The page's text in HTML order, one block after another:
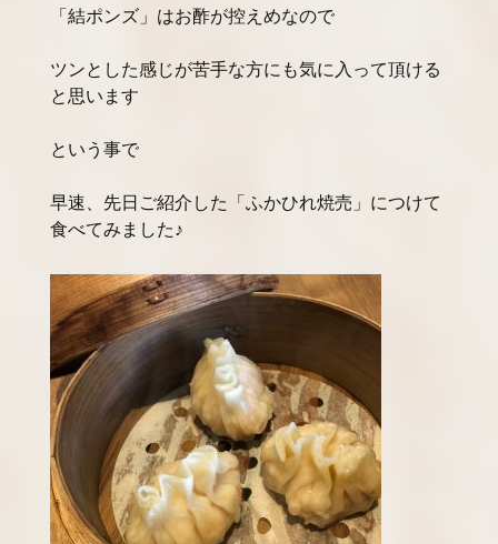
「結ポンズ」はお酢が控えめなので
ツンとした感じが苦手な方にも気に入って頂ける
と思います
という事で
早速、先日ご紹介した「ふかひれ焼売」につけて
食べてみました♪